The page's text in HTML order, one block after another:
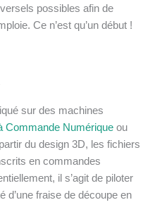
possibles afin de
Ce n’est qu’un début !
sur des machines
Commande Numérique ou
du design 3D, les fichiers
en commandes
il s’agit de piloter
d’une fraise de découpe en